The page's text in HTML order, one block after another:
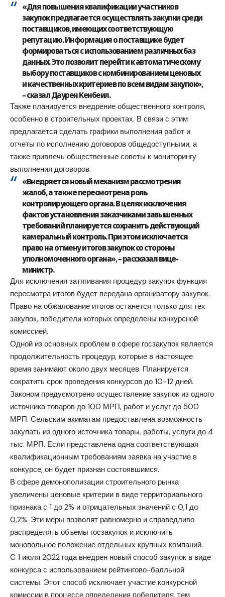
«Для повышения квалификации участников
закупок предлагается осуществлять закупки среди
поставщиков, имеющих соответствующую
репутацию. Информация о поставщике будет
формироваться с использованием различных баз
данных. Это позволит перейти к автоматическому
выбору поставщиков с комбинированием ценовых
и качественных критериев по всем видам закупок»,
– сказал Даурен Кенбеил.
Также планируется внедрение общественного контроля,
особенно в строительных проектах. В связи с этим
предлагается сделать графики выполнения работ и
отчеты по исполнению договоров общедоступными, а
также привлечь общественные советы к мониторингу
выполнения договоров.
«Внедряется новый механизм рассмотрения
жалоб, а также пересмотрена роль
контролирующего органа. В целях исключения
фактов установления заказчиками завышенных
требований планируется сохранить действующий
камеральный контроль. При этом исключается
право на отмену итогов закупок со стороны
уполномоченного органа», – рассказал вице-
министр.
Для исключения затягивания процедур закупок функция
пересмотра итогов будет передана организатору закупок.
Право на обжалование итогов останется только для тех
закупок, победители которых определены конкурсной
комиссией.
Одной из основных проблем в сфере госзакупок является
продолжительность процедур, которые в настоящее
время занимают около двух месяцев. Планируется
сократить срок проведения конкурсов до 10-12 дней.
Законом предусмотрено осуществление закупок из одного
источника товаров до 100 МРП, работ и услуг до 500
МРП. Сельским акиматам предоставлена возможность
закупать из одного источника товары, работы, услуги до 4
тыс. МРП. Если представлена одна соответствующая
квалификационным требованиям заявка на участие в
конкурсе, он будет признан состоявшимся.
В сфере демонополизации строительного рынка
увеличены ценовые критерии в виде территориального
признака с 1 до 2% и отрицательных значений с 0,1 до
0,2%. Эти меры позволят равномерно и справедливо
распределять объемы госзакупок и исключить
монопольное положение отдельных крупных компаний.
С 1 июля 2022 года внедрен новый способ закупок в виде
конкурса с использованием рейтингово-балльной
системы. Этот способ исключает участие конкурсной
комиссии в процессе определения победителя, тем